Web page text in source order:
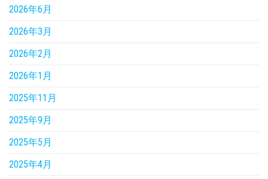
2026年6月
2026年3月
2026年2月
2026年1月
2025年11月
2025年9月
2025年5月
2025年4月